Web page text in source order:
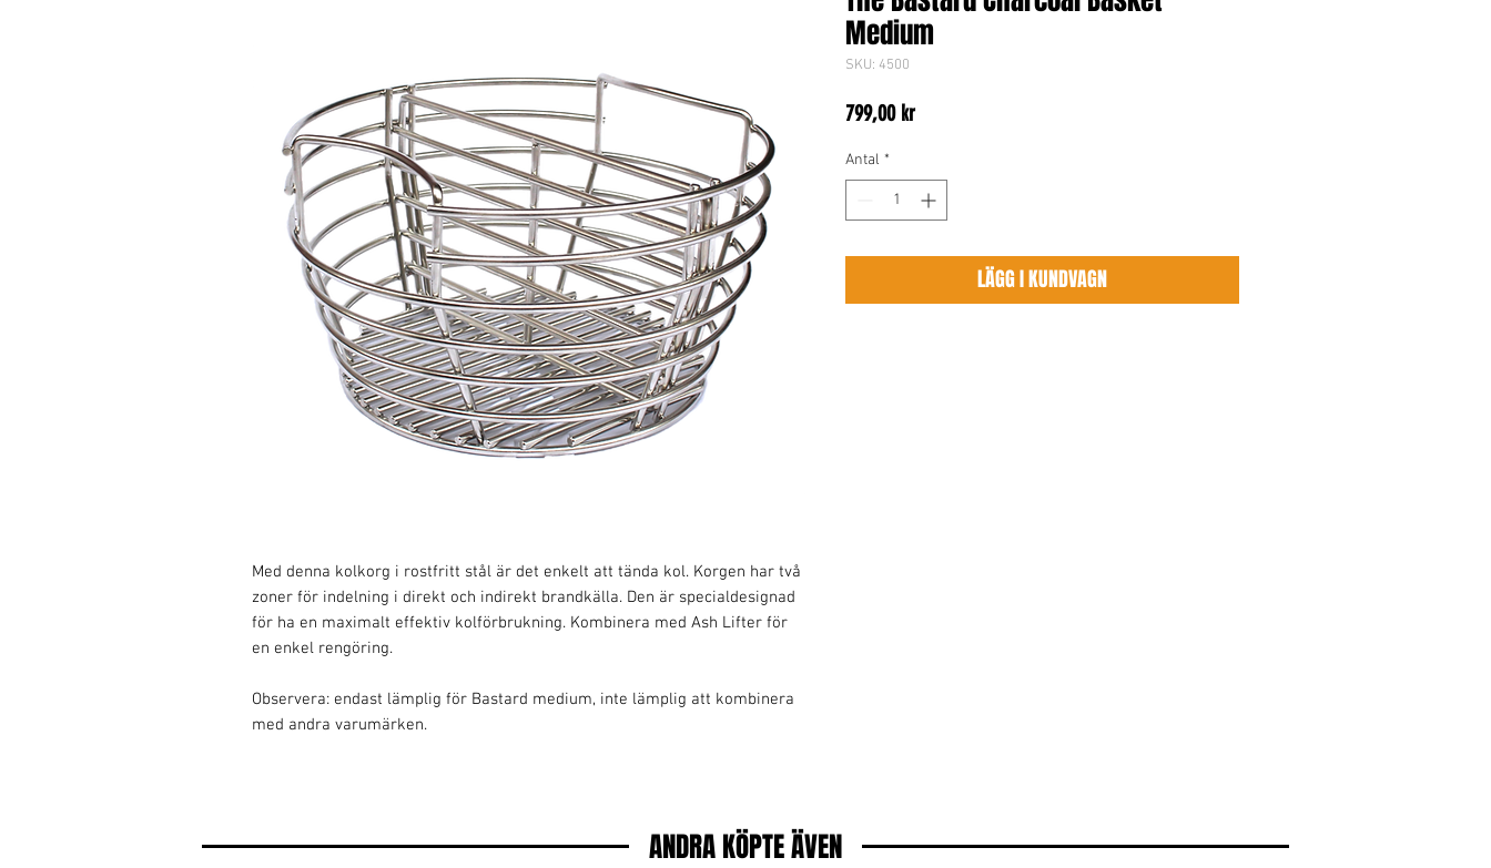
Med denna kolkorg i rostfritt stål är det enkelt att tända kol. Korgen har två
zoner för indelning i direkt och indirekt brandkälla. Den är specialdesignad
för ha en maximalt effektiv kolförbrukning. Kombinera med Ash Lifter för
en enkel rengöring.
Observera: endast lämplig för Bastard medium, inte lämplig att kombinera
med andra varumärken.
Medium
SKU: 4500
799,00 krPris
Antal *
LÄGG I KUNDVAGN
ANDRA KÖPTE ÄVEN